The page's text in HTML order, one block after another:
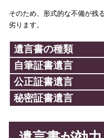
そのため、形式的な不備が残
劣ります。
遺言書の種類
自筆証書遺言
公正証書遺言
秘密証書遺言